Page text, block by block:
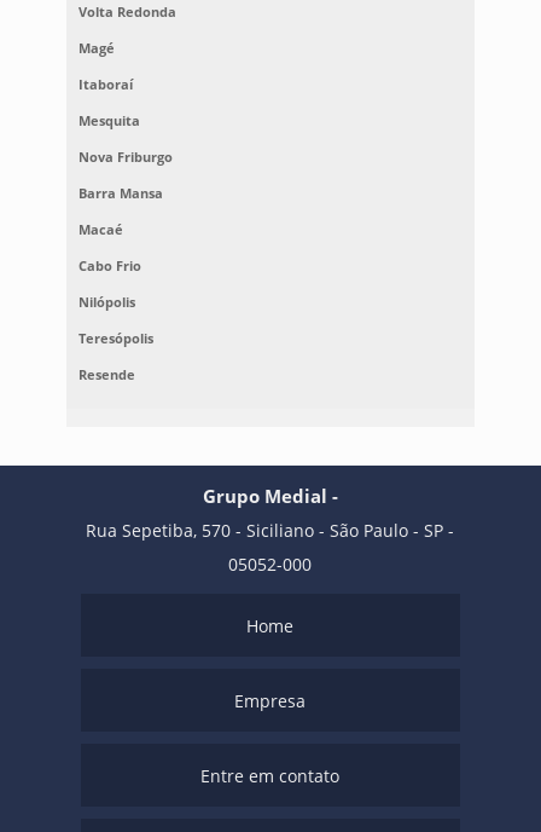
Volta Redonda
Magé
Itaboraí
Mesquita
Nova Friburgo
Barra Mansa
Macaé
Cabo Frio
Nilópolis
Teresópolis
Resende
Grupo Medial -
Rua Sepetiba, 570 - Siciliano - São Paulo - SP -
05052-000
Home
Empresa
Entre em contato